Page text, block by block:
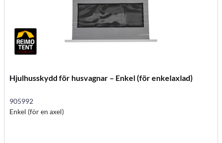
Hjulhusskydd för husvagnar – Enkel (för enkelaxlad)
905992
Enkel (för en axel)